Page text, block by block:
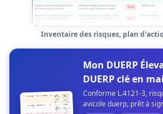
Inventaire des risques, plan
Mon DUERP
DUERP clé en
Conforme L.4121-3,
avicole duerp, prêt à